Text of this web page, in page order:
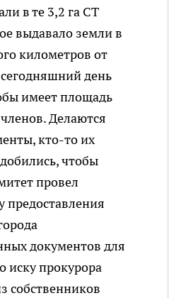
в те 3,2 га СТ
выдавало земли в
километров от
день
имеет площадь
Делаются
кто-то их
чтобы
провел
предоставления
документов для
иску прокурора
собственников